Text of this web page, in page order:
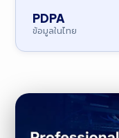
PDPA
ข้อมูลในไทย